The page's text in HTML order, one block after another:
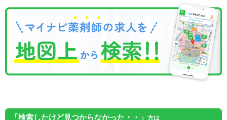
「検索したけど見つからなかった・・」 方は